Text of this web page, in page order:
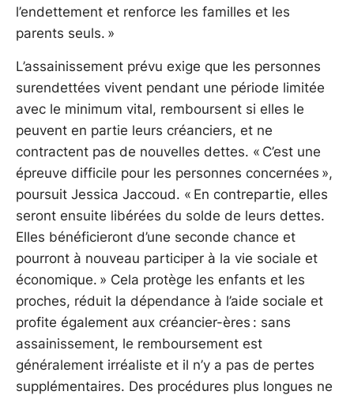
l’endettement et renforce les familles et les
parents seuls. »
L’assainissement prévu exige que les personnes
surendettées vivent pendant une période limitée
avec le minimum vital, remboursent si elles le
peuvent en partie leurs créanciers, et ne
contractent pas de nouvelles dettes. « C’est une
épreuve difficile pour les personnes concernées »,
poursuit Jessica Jaccoud. « En contrepartie, elles
seront ensuite libérées du solde de leurs dettes.
Elles bénéficieront d’une seconde chance et
pourront à nouveau participer à la vie sociale et
économique. » Cela protège les enfants et les
proches, réduit la dépendance à l’aide sociale et
profite également aux créancier-ères : sans
assainissement, le remboursement est
généralement irréaliste et il n’y a pas de pertes
supplémentaires. Des procédures plus longues ne